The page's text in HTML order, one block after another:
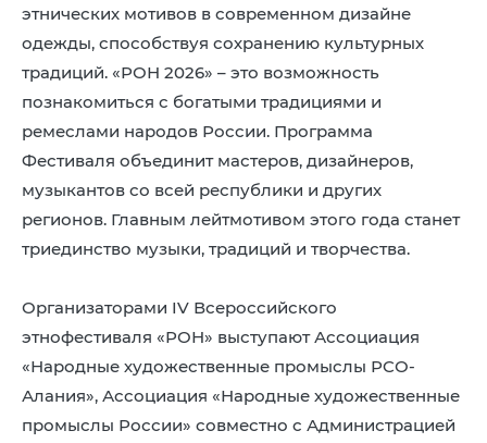
ЛИЧНЫЙ КАБИНЕТ
этнических мотивов в современном дизайне
одежды, способствуя сохранению культурных
традиций. «РОН 2026» – это возможность
познакомиться с богатыми традициями и
ремеслами народов России. Программа
Фестиваля объединит мастеров, дизайнеров,
музыкантов со всей республики и других
регионов. Главным лейтмотивом этого года станет
триединство музыки, традиций и творчества.
Организаторами IV Всероссийского
этнофестиваля «РОН» выступают Ассоциация
«Народные художественные промыслы РCО-
Алания», Ассоциация «Народные художественные
промыслы России» совместно с Администрацией